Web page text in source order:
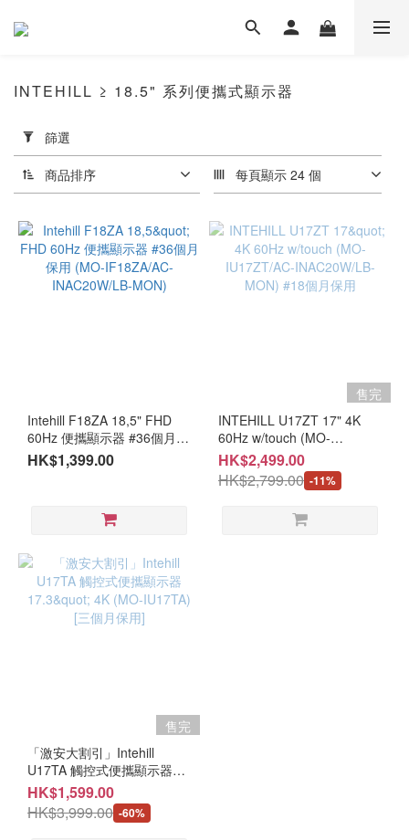
用
篩
選
(0/20)
尺
吋
(1)
解
(1)
面
類
型
文
書
INTEHILL ≥ 18.5" 系列便攜式顯示器
篩選
商品排序 每頁顯示 24 個
Intehill F18ZA 18,5" FHD
60Hz 便攜顯示器 #36個月保
用 (MO-IF18ZA/AC-
INAC20W/LB-MON)
HK$1,399.00
售完
INTEHILL U17ZT 17" 4K
60Hz w/touch (MO-
IU17ZT/AC-INAC20W/LB-
MON) #18個月保用
HK$2,499.00
HK$2,799.00 -11%
售完
「激安大割引」Intehill
U17TA 觸控式便攜顯示器
17.3" 4K (MO-IU17TA) [三個
月保用]
HK$1,599.00
HK$3,999.00 -60%